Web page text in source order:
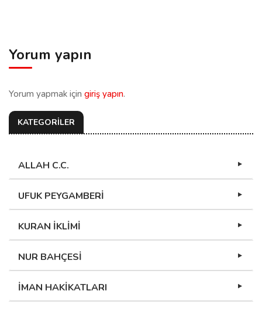
Yorum yapın
Yorum yapmak için giriş yapın.
KATEGORİLER
ALLAH C.C.
UFUK PEYGAMBERİ
KURAN İKLİMİ
NUR BAHÇESİ
İMAN HAKİKATLARI